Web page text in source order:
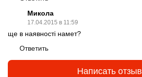
Микола
17.04.2015 в 11:59
ще в наявностi намет?
Ответить
Написать отзыв